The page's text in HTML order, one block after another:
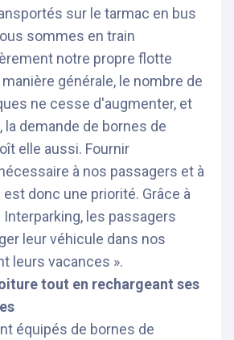
sur le tarmac en bus
sommes en train
notre propre flotte
générale, le nombre de
ne cesse d'augmenter, et
la demande de bornes de
elle aussi. Fournir
à nos passagers et à
donc une priorité. Grâce à
les passagers
leur véhicule dans nos
leurs vacances ».
tout en rechargeant ses
équipés de bornes de